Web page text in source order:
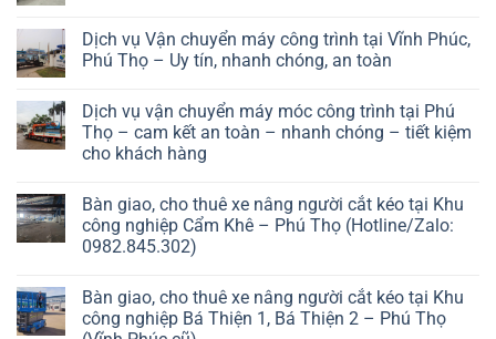
Dịch vụ Vận chuyển máy công trình tại Vĩnh Phúc,
Phú Thọ – Uy tín, nhanh chóng, an toàn
Dịch vụ vận chuyển máy móc công trình tại Phú
Thọ – cam kết an toàn – nhanh chóng – tiết kiệm
cho khách hàng
Bàn giao, cho thuê xe nâng người cắt kéo tại Khu
công nghiệp Cẩm Khê – Phú Thọ (Hotline/Zalo:
0982.845.302)
Bàn giao, cho thuê xe nâng người cắt kéo tại Khu
công nghiệp Bá Thiện 1, Bá Thiện 2 – Phú Thọ